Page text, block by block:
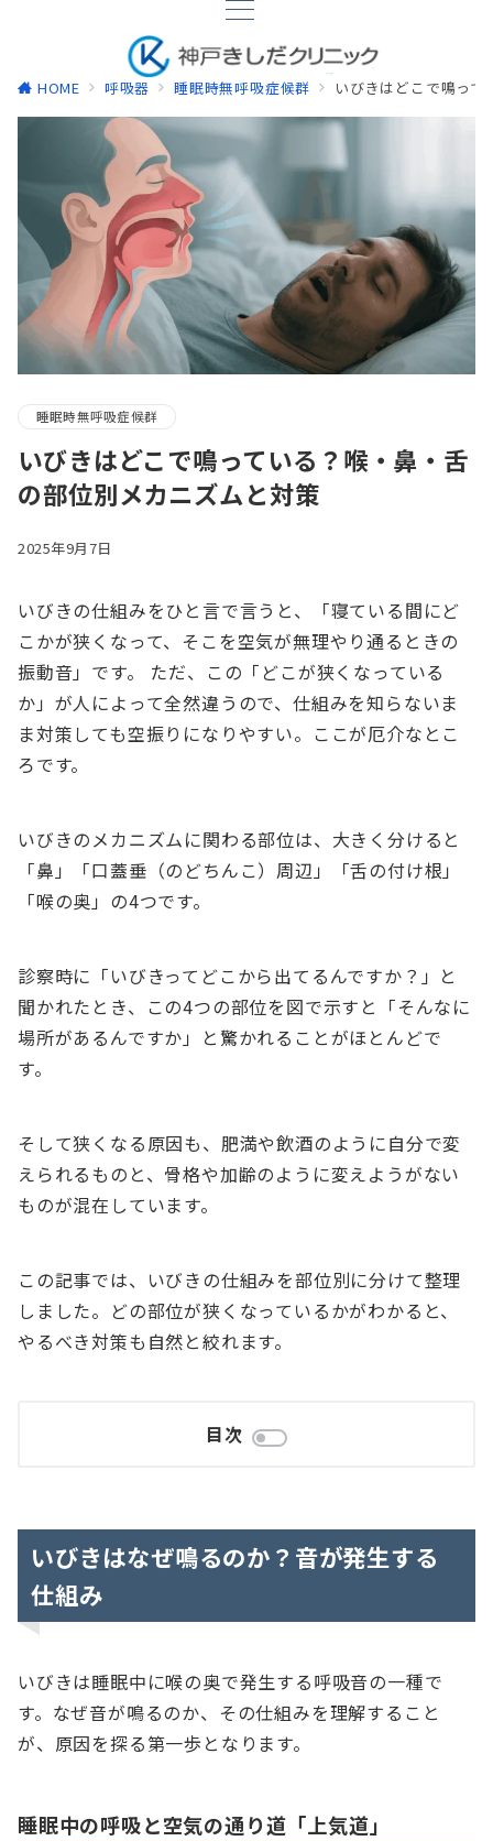
HOME 呼吸器 睡眠時無呼吸症候群 いびきはどこで鳴っ
睡眠時無呼吸症候群
いびきはどこで鳴っている？喉・鼻・舌
の部位別メカニズムと対策
2025年9月7日
いびきの仕組みをひと言で言うと、「寝ている間にど
こかが狭くなって、そこを空気が無理やり通るときの
振動音」です。 ただ、この「どこが狭くなっている
か」が人によって全然違うので、仕組みを知らないま
ま対策しても空振りになりやすい。ここが厄介なとこ
ろです。
いびきのメカニズムに関わる部位は、大きく分けると
「鼻」「口蓋垂（のどちんこ）周辺」「舌の付け根」
「喉の奥」の4つです。
診察時に「いびきってどこから出てるんですか？」と
聞かれたとき、この4つの部位を図で示すと「そんなに
場所があるんですか」と驚かれることがほとんどで
す。
そして狭くなる原因も、肥満や飲酒のように自分で変
えられるものと、骨格や加齢のように変えようがない
ものが混在しています。
この記事では、いびきの仕組みを部位別に分けて整理
しました。どの部位が狭くなっているかがわかると、
やるべき対策も自然と絞れます。
目次
いびきはなぜ鳴るのか？音が発生する
仕組み
いびきは睡眠中に喉の奥で発生する呼吸音の一種で
す。なぜ音が鳴るのか、その仕組みを理解すること
が、原因を探る第一歩となります。
睡眠中の呼吸と空気の通り道「上気道」